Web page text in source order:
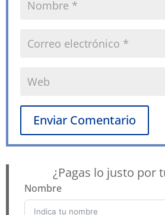
Enviar Comentario
¿Pagas lo justo por
Nombre